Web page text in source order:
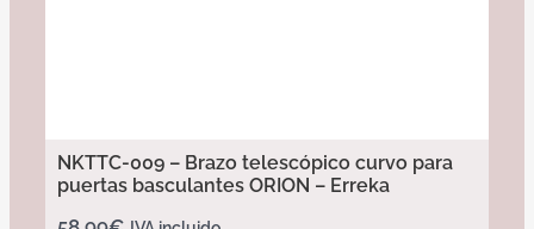
NKTTC-009 – Brazo telescópico curvo para
puertas basculantes ORION – Erreka